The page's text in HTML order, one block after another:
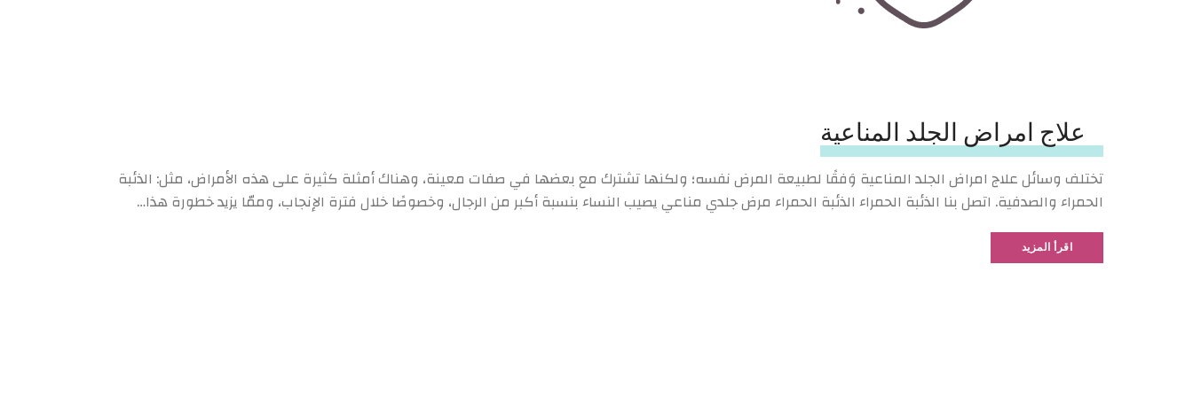
علاج امراض الجلد المناعية
تختلف وسائل علاج امراض الجلد المناعية وَفقًا لطبيعة المرض نفسه؛ ولكنها تشترك مع بعضها في صفات معينة، وهناك أمثلة كثيرة على هذه الأمراض، مثل: الذئبة
الحمراء والصدفية. اتصل بنا الذئبة الحمراء الذئبة الحمراء مرض جلدي مناعي يصيب النساء بنسبة أكبر من الرجال، وخصوصًا خلال فترة الإنجاب، وممّا يزيد خطورة هذا…
اقرأ المزيد